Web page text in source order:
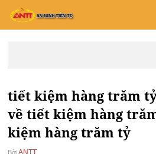
tiết kiệm hàng trăm
về tiết kiệm hàng
kiệm hàng trăm tỷ
Bởi ANTT